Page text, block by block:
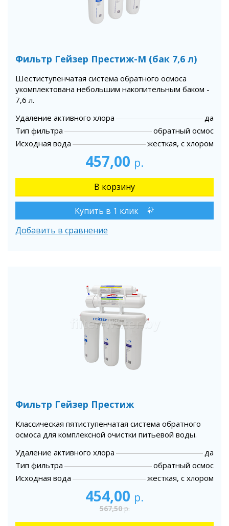
Фильтр Гейзер Престиж-М (бак 7,6 л)
Шестиступенчатая система обратного осмоса
укомплектована небольшим накопительным баком -
7,6 л.
Удаление активного хлора
да
Тип фильтра
обратный осмос
Исходная вода
жесткая, с хлором
457,00 р.
Купить в 1 клик
Добавить в сравнение
Фильтр Гейзер Престиж
Классическая пятиступенчатая система обратного
осмоса для комплексной очистки питьевой воды.
Удаление активного хлора
да
Тип фильтра
обратный осмос
Исходная вода
жесткая, с хлором
454,00 р.
567,50р.